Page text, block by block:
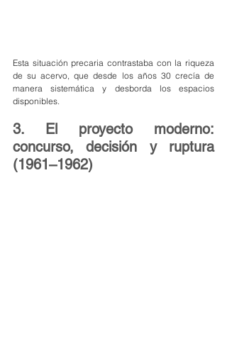
Esta situación precaria contrastaba con la riqueza
de su acervo, que desde los años 30 crecía de
manera sistemática y desborda los espacios
disponibles.
3. El proyecto moderno:
concurso, decisión y ruptura
(1961–1962)